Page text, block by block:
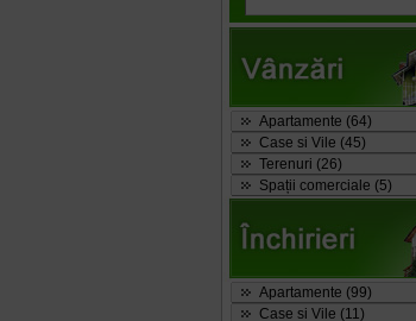
Apartamente (64)
Case si Vile (45)
Terenuri (26)
Spații comerciale (5)
Apartamente (99)
Case si Vile (11)